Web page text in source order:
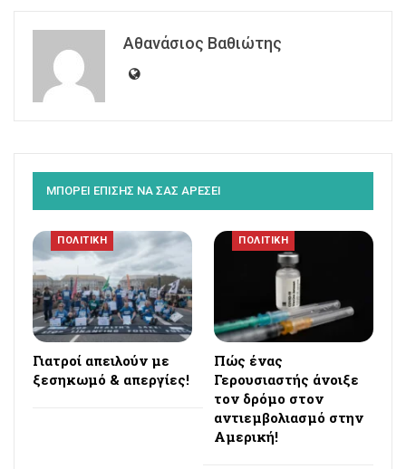
Αθανάσιος Βαθιώτης
ΜΠΟΡΕΙ ΕΠΙΣΗΣ ΝΑ ΣΑΣ ΑΡΕΣΕΙ
ΠΟΛΙΤΙΚΗ
Γιατροί απειλούν με
ξεσηκωμό & απεργίες!
ΠΟΛΙΤΙΚΗ
Πώς ένας
Γερουσιαστής άνοιξε
τον δρόμο στον
αντιεμβολιασμό στην
Αμερική!